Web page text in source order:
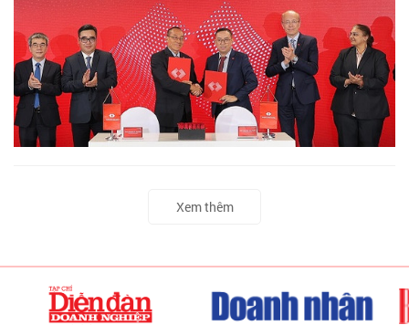
Xem thêm